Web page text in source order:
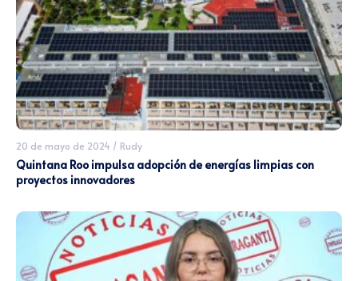
20 de mayo de 2024 / Rudy
Quintana Roo impulsa adopción de energías limpias con
proyectos innovadores